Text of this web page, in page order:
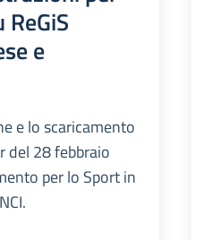
e
e lo scaricamento
del 28 febbraio
per lo Sport in